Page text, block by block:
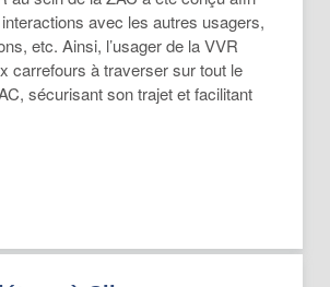
avec les autres usagers,
etc. Ainsi, l’usager de la VVR
carrefours à traverser sur tout le
sécurisant son trajet et facilitant